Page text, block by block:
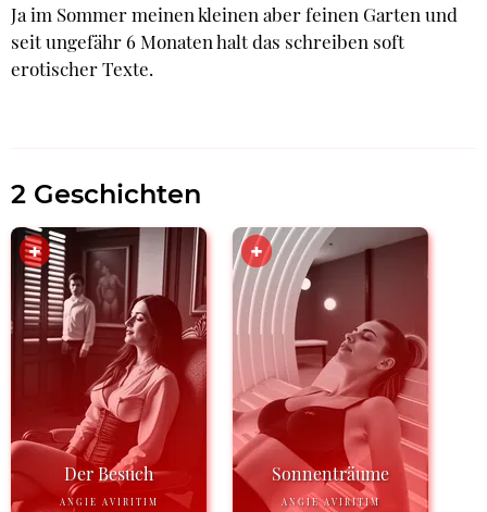
Ja im Sommer meinen kleinen aber feinen Garten und
seit ungefähr 6 Monaten halt das schreiben soft
erotischer Texte.
2 Geschichten
Der Besuch
ANGIE AVIRITIM
Sonnenträume
ANGIE AVIRITIM